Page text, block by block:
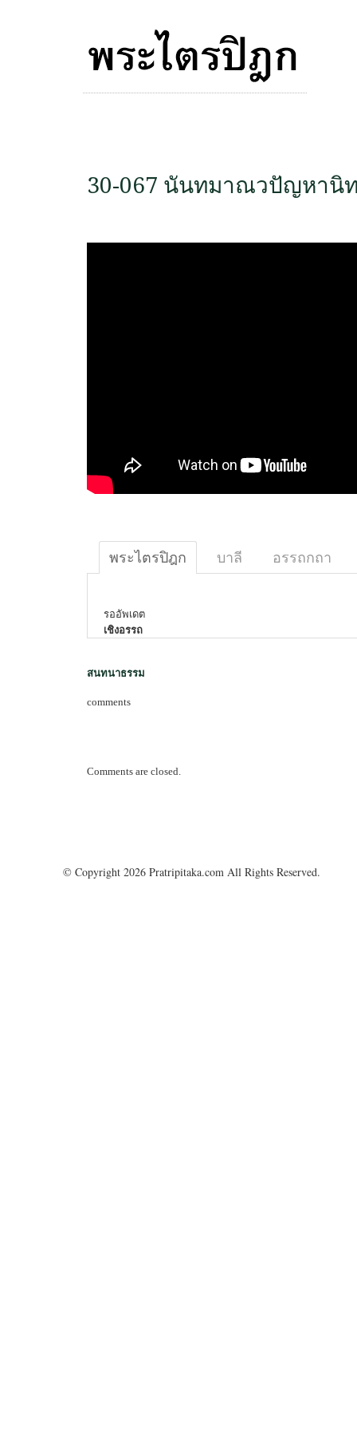
30-067 นันทมาณวปัญหานิ
พระไตรปิฎก บาลี อรรถกถา
รออัพเดต
เชิงอรรถ
สนทนาธรรม
comments
Comments are closed.
© Copyright 2026 Pratripitaka.com All Rights Reserved.